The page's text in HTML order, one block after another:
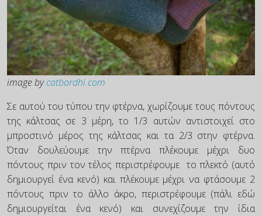
image bycatbordhi.com
Σε αυτού του τύπου την φτέρνα, χωρίζουμε τους πόντους
της κάλτσας σε 3 μέρη, το 1/3 αυτών αντιστοιχεί στο
μπροστινό μέρος της κάλτσας και τα 2/3 στην φτέρνα.
Όταν δουλεύουμε την πτέρνα πλέκουμε μέχρι δυο
πόντους πριν τον τέλος περιστρέφουμε το πλεκτό (αυτό
δημιουργεί ένα κενό) και πλέκουμε μέχρι να φτάσουμε 2
πόντους πριν το άλλο άκρο, περιστρέφουμε (πάλι εδώ
δημιουργείται ένα κενό) και συνεχίζουμε την ίδια